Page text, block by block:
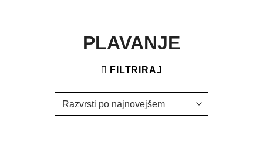
PLAVANJE
FILTRIRAJ